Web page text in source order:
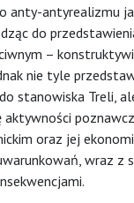
anty-antyrealizmu
do
–
nie tyle
stanowiska Treli,
oraz jej
wraz z